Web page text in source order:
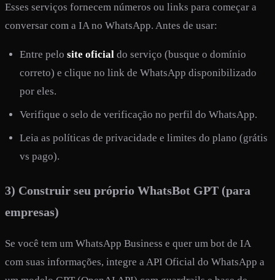
Esses serviços fornecem números ou links para começar a
conversar com a IA no WhatsApp. Antes de usar:
Entre pelo site oficialdo serviço (busque o domínio
correto) e clique no link de WhatsApp disponibilizado
por eles.
Verifique o selo de verificação no perfil do WhatsApp.
Leia as políticas de privacidade e limites do plano (grátis
vs pago).
3) Construir seu próprio WhatsBot GPT (para
empresas)
Se você tem um WhatsApp Business e quer um bot de IA
com suas informações, integre a API Oficial do WhatsApp a